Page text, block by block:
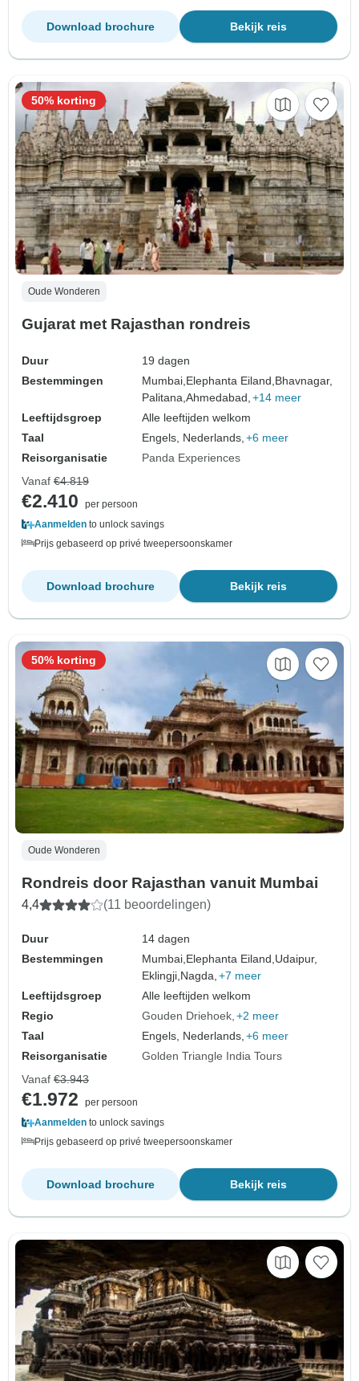
Bekijk reis
Download brochure
Oude Wonderen
Gujarat met Rajasthan rondreis
Duur
19 dagen
Bestemmingen
Mumbai, Elephanta Eiland, Bhavnagar,
Palitana,Ahmedabad, +14 meer
Leeftijdsgroep
Alle leeftijden welkom
Taal
Engels, Nederlands, +6 meer
Reisorganisatie
Panda Experiences
50% korting
Vanaf €4.819
€2.410
per persoon
Aanmelden to unlock savings
Prijs gebaseerd op privé tweepersoonskamer
Bekijk reis
Download brochure
Oude Wonderen
Rondreis door Rajasthan vanuit Mumbai
4,4 (11 beoordelingen)
Duur
14 dagen
Bestemmingen
Mumbai, Elephanta Eiland, Udaipur,
Eklingji, Nagda, +7 meer
Leeftijdsgroep
Alle leeftijden welkom
Regio
Gouden Driehoek +2 meer
Taal
Engels, Nederlands, +6 meer
Reisorganisatie
Golden Triangle India Tours
50% korting
Vanaf €3.943
€1.972
per persoon
Aanmelden to unlock savings
Prijs gebaseerd op privé tweepersoonskamer
Bekijk reis
Download brochure